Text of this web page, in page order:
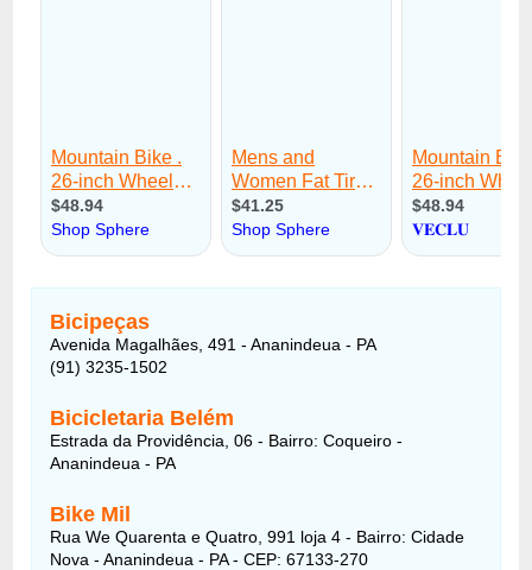
Bicipeças
Avenida Magalhães, 491 - Ananindeua - PA
(91) 3235-1502
Bicicletaria Belém
Estrada da Providência, 06 - Bairro: Coqueiro -
Ananindeua - PA
Bike Mil
Rua We Quarenta e Quatro, 991 loja 4 - Bairro: Cidade
Nova - Ananindeua - PA - CEP: 67133-270